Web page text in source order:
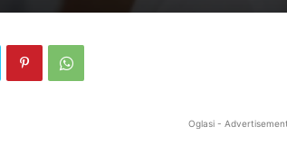
Oglasi - Advertisement